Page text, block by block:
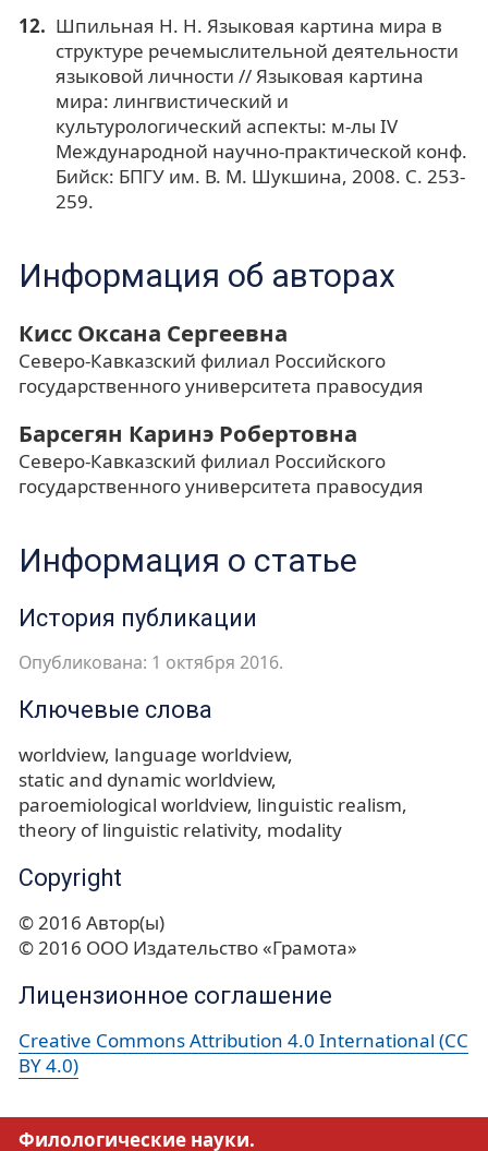
Шпильная Н. Н. Языковая картина мира в
структуре речемыслительной деятельности
языковой личности // Языковая картина
мира: лингвистический и
культурологический аспекты: м-лы IV
Международной научно-практической конф.
Бийск: БПГУ им. В. М. Шукшина, 2008. С. 253-
259.
Информация об авторах
Кисс Оксана Сергеевна
Северо-Кавказский филиал Российского
государственного университета правосудия
Барсегян Каринэ Робертовна
Северо-Кавказский филиал Российского
государственного университета правосудия
Информация о статье
История публикации
Опубликована: 1 октября 2016.
Ключевые слова
worldview language worldview
static and dynamic worldview
paroemiological worldview linguistic realism
theory of linguistic relativity modality
Copyright
© 2016 Автор(ы)
© 2016 ООО Издательство «Грамота»
Лицензионное соглашение
Creative Commons Attribution 4.0 International (CC
BY 4.0)
Филологические науки.